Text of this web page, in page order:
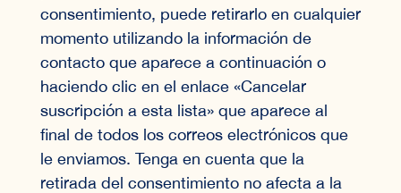
consentimiento, puede retirarlo en cualquier
momento utilizando la información de
contacto que aparece a continuación o
haciendo clic en el enlace «Cancelar
suscripción a esta lista» que aparece al
final de todos los correos electrónicos que
le enviamos. Tenga en cuenta que la
retirada del consentimiento no afecta a la